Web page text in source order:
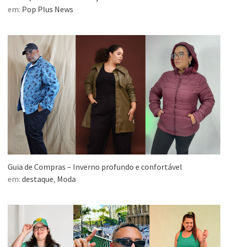
em: Pop Plus News
Guia de Compras – Inverno profundo e confortável
em: destaque, Moda